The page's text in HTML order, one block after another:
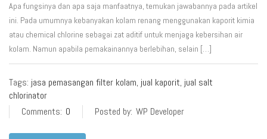
Apa fungsinya dan apa saja manfaatnya, temukan jawabannya pada artikel
ini. Pada umumnya kebanyakan kolam renang menggunakan kaporit kimia
atau chemical chlorine sebagai zat aditif untuk menjaga kebersihan air
kolam. Namun apabila pemakainannya berlebihan, selain […]
Tags: jasa pemasangan filter kolam, jual kaporit, jual salt
chlorinator
Comments: 0 Posted by: WP Developer